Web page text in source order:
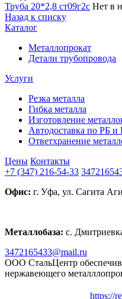
Труба 20*2,8 ст09г2с Нет в
Назад к списку
Каталог
Металлопрокат
Детали трубопровода
Услуги
Резка металла
Гибка металла
Изготовление
Автодоставка по РБ
Ответхранение
Цены Контакты
+7 (347) 216-54-33
Офис: г. Уфа, ул. Сагита
Металлобаза: с.
3472165433@mail.ru
ООО СтальЦентр
нержавеющего
https://